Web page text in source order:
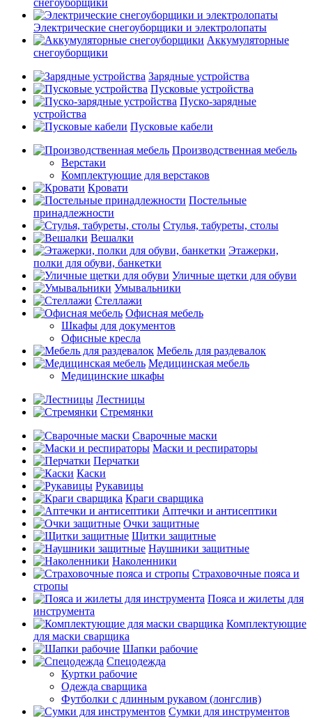
снегоуборщики
Электрические снегоуборщики и электролопаты
Аккумуляторные
снегоуборщики
Зарядные устройства
Пусковые устройства
Пуско-зарядные
устройства
Пусковые кабели
Производственная мебель
Верстаки
Комплектующие для верстаков
Кровати
Постельные
принадлежности
Стулья, табуреты, столы
Вешалки
Этажерки,
полки для обуви, банкетки
Уличные щетки для обуви
Умывальники
Стеллажи
Офисная мебель
Шкафы для документов
Офисные кресла
Мебель для раздевалок
Медицинская мебель
Медицинские шкафы
Лестницы
Стремянки
Сварочные маски
Маски и респираторы
Перчатки
Каски
Рукавицы
Краги сварщика
Аптечки и антисептики
Очки защитные
Щитки защитные
Наушники защитные
Наколенники
Страховочные пояса и
стропы
Пояса и жилеты для
инструмента
Комплектующие
для маски сварщика
Шапки рабочие
Спецодежда
Куртки рабочие
Одежда сварщика
Футболки с длинным рукавом (лонгслив)
Сумки для инструментов